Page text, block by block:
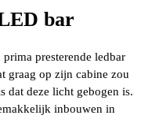
bar
presterende ledbar
graag op zijn cabine zou
dat deze licht gebogen is.
inbouwen in